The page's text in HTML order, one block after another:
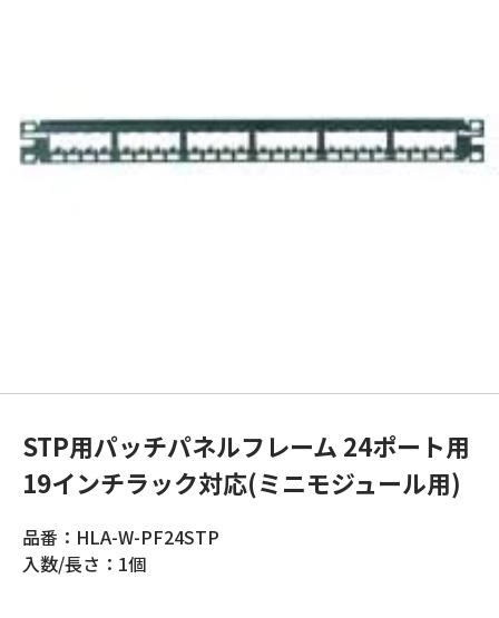
STP用パッチパネルフレーム 24ポート用
19インチラック対応(ミニモジュール用)
品番：HLA-W-PF24STP
入数/長さ：1個